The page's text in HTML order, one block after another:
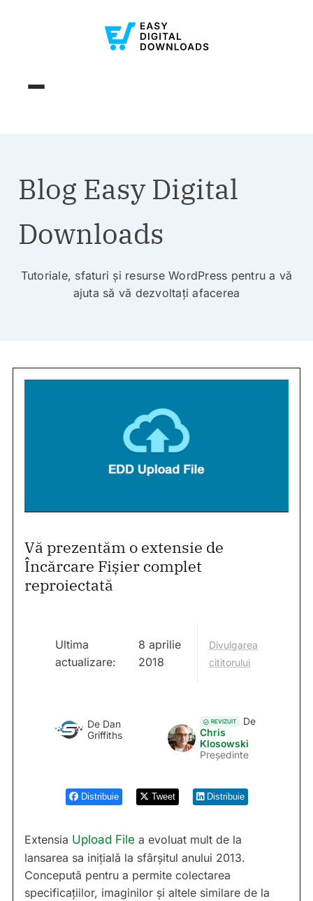
Blog Easy Digital
Downloads
Tutoriale, sfaturi și resurse WordPress pentru a vă
ajuta să vă dezvoltați afacerea
Vă prezentăm o extensie de
Încărcare Fișier complet
reproiectată
Ultima
actualizare:
8 aprilie
2018
Divulgarea
cititorului
De Dan
Griffiths
REVIZUIT
De
Chris
Klosowski
Președinte
Distribuie Tweet Distribuie
Extensia Upload File a evoluat mult de la
lansarea sa inițială la sfârșitul anului 2013.
Concepută pentru a permite colectarea
specificațiilor, imaginilor și altele similare de la